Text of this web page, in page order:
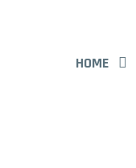
HOME